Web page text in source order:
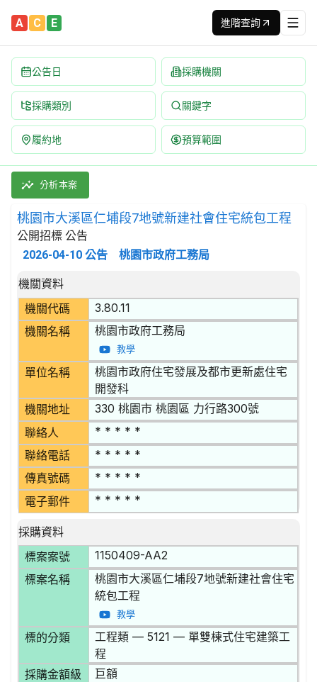
A C E 進階查詢
公告日 採購機關
採購類別 關鍵字
履約地 預算範圍
桃園市大溪區仁埔段7地號新建社會住宅統包工程 招標公告
採購類別：工程類 單雙棟式住宅建築工程 | 招標方式：公
分析本案
桃園市大溪區仁埔段7地號新建社會住宅統包工程
公開招標 公告
2026-04-10 公告 桃園市政府工務局
招標公告詳細內容
機關資料
機關代碼
3.80.11
機關名稱 桃園市政府工務局
教學
單位名稱
桃園市政府住宅發展及都市更新處住宅
開發科
機關地址 330 桃園市 桃園區 力行路300號
聯絡人 * * * * *
聯絡電話 * * * * *
傳真號碼 * * * * *
電子郵件 * * * * *
採購資料
標案案號
1150409-AA2
標案名稱
桃園市大溪區仁埔段7地號新建社會住宅
統包工程
教學
標的分類
工程類 — 5121 — 單雙棟式住宅建築工
程
採購金額級
巨額